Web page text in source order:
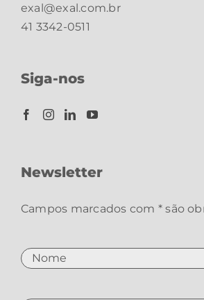
exal@exal.com.br
41 3342-0511
Siga-nos
Newsletter
Campos marcados com * são